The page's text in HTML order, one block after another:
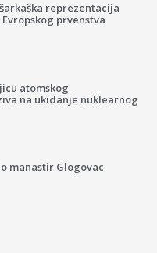
reprezentacija
prvenstva
atomskog
na ukidanje nuklearnog
manastir Glogovac